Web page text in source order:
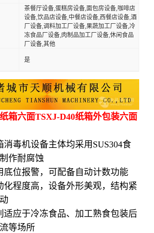
茶餐厅设备,蛋糕房设备,面包房设备,咖啡店
设备,饮品店设备,中餐店设备,西餐店设备,酒
厂设备,调料加工厂设备,果蔬加工厂设备,冷
冻食品厂设备,肉制品加工厂设备,休闲食品
厂设备,其他
是
箱六面TSXJ-D40纸箱外包装六面
毒机设备主体均采用SUS304食
作耐腐蚀
位报警，可配备自动计数功能
程度高，设备外形美观，结构紧
应于冷冻食品、加工熟食包装后
等场所